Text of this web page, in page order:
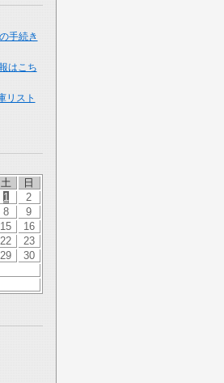
手続き
はこち
リスト
土 日
1
2
8
9
15
16
22
23
29
30